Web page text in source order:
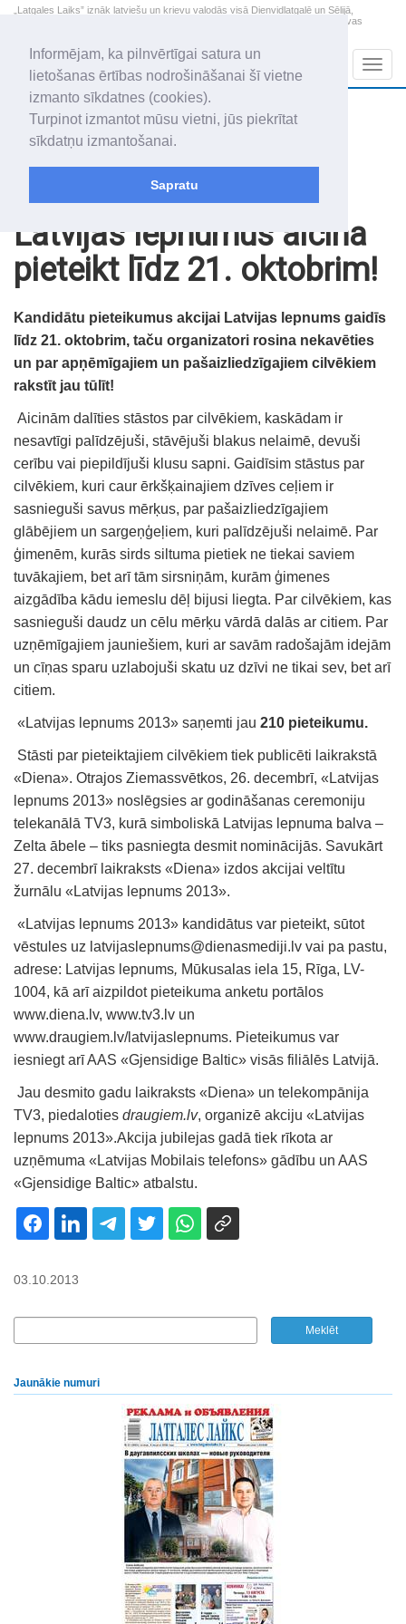
Informējam, ka pilnvērtīgai satura un
lietošanas ērtības nodrošināšanai šī vietne
izmanto sīkdatnes (cookies).
Turpinot izmantot mūsu vietni, jūs piekrītat
sīkdatņu izmantošanai.
Sapratu
„Latgales Laiks” iznāk latviešu un krievu valodās visā Dienvidlatgalē un Sēlijā,
„Latgales Laiks” latviešu valodā aptver Daugavpils valstspilsētu, Augšdaugavas
2026. gada 9. augusts
Svētdiena
Genovefa, Genoveva, Madara
+10.7
Latvijas lepnumus aicina
pieteikt līdz 21. oktobrim!
Kandidātu pieteikumus akcijai Latvijas lepnums gaidīs
līdz 21. oktobrim, taču organizatori rosina nekavēties
un par apņēmīgajiem un pašaizliedzīgajiem cilvēkiem
rakstīt jau tūlīt!
Aicinām dalīties stāstos par cilvēkiem, kaskādam ir
nesavtīgi palīdzējuši, stāvējuši blakus nelaimē, devuši
cerību vai piepildījuši klusu sapni. Gaidīsim stāstus par
cilvēkiem, kuri caur ērkšķainajiem dzīves ceļiem ir
sasnieguši savus mērķus, par pašaizliedzīgajiem
glābējiem un sargeņģeļiem, kuri palīdzējuši nelaimē. Par
ģimenēm, kurās sirds siltuma pietiek ne tiekai saviem
tuvākajiem, bet arī tām sirsniņām, kurām ģimenes
aizgādība kādu iemeslu dēļ bijusi liegta. Par cilvēkiem, kas
sasnieguši daudz un cēlu mērķu vārdā dalās ar citiem. Par
uzņēmīgajiem jauniešiem, kuri ar savām radošajām idejām
un cīņas sparu uzlabojuši skatu uz dzīvi ne tikai sev, bet arī
citiem.
«Latvijas lepnums 2013» saņemti jau 210 pieteikumu.
Stāsti par pieteiktajiem cilvēkiem tiek publicēti laikrakstā
«Diena». Otrajos Ziemassvētkos, 26. decembrī, «Latvijas
lepnums 2013» noslēgsies ar godināšanas ceremoniju
telekanālā TV3, kurā simboliskā Latvijas lepnuma balva –
Zelta ābele – tiks pasniegta desmit nominācijās. Savukārt
27. decembrī laikraksts «Diena» izdos akcijai veltītu
žurnālu «Latvijas lepnums 2013».
«Latvijas lepnums 2013» kandidātus var pieteikt, sūtot
vēstules uz latvijaslepnums@dienasmediji.lv vai pa pastu,
adrese: Latvijas lepnums, Mūkusalas iela 15, Rīga, LV-
1004, kā arī aizpildot pieteikuma anketu portālos
www.diena.lv, www.tv3.lv un
www.draugiem.lv/latvijaslepnums. Pieteikumus var
iesniegt arī AAS «Gjensidige Baltic» visās filiālēs Latvijā.
Jau desmito gadu laikraksts «Diena» un telekompānija
TV3, piedaloties draugiem.lv, organizē akciju «Latvijas
lepnums 2013».Akcija jubilejas gadā tiek rīkota ar
uzņēmuma «Latvijas Mobilais telefons» gādību un AAS
«Gjensidige Baltic» atbalstu.
03.10.2013
Jaunākie numuri